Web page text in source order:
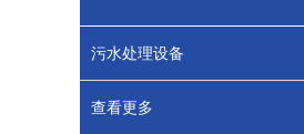
污水处理设备
查看更多